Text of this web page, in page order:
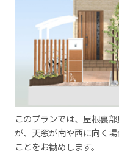
このプランでは、屋根裏
が、天窓が南や西に向く
ことをお勧めします。